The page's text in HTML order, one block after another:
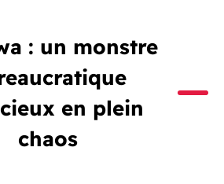
: un monstre
en plein
chaos